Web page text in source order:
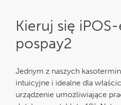
Kieruj się
pospay2
Jednym z naszych
intuicyjne i idealne dla
urządzenie umożliwiające